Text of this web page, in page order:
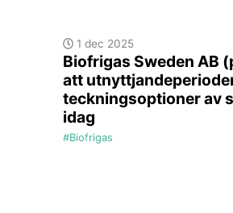
1 dec 2025
Biofrigas Sweden AB
att
teckningsoptioner av
idag
#Biofrigas